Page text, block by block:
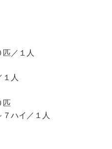
／１人
人
匹
ハイ／１人